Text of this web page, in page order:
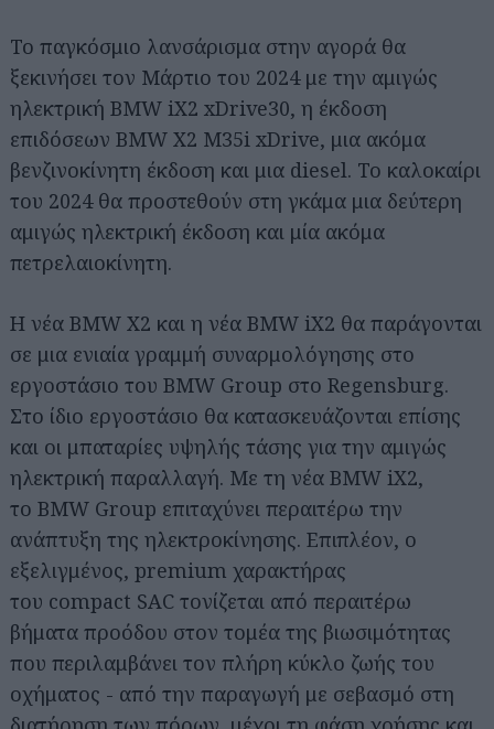
Το παγκόσμιο λανσάρισμα στην αγορά θα
ξεκινήσει τον Μάρτιο του 2024 με την αμιγώς
ηλεκτρική BMW iX2 xDrive30, η έκδοση
επιδόσεων BMW X2 M35i xDrive, μια ακόμα
βενζινοκίνητη έκδοση και μια diesel. Το καλοκαίρι
του 2024 θα προστεθούν στη γκάμα μια δεύτερη
αμιγώς ηλεκτρική έκδοση και μία ακόμα
πετρελαιοκίνητη.
Η νέα BMW X2 και η νέα BMW iX2 θα παράγονται
σε μια ενιαία γραμμή συναρμολόγησης στο
εργοστάσιο του BMW Group στο Regensburg.
Στο ίδιο εργοστάσιο θα κατασκευάζονται επίσης
και οι μπαταρίες υψηλής τάσης για την αμιγώς
ηλεκτρική παραλλαγή. Με τη νέα BMW iX2,
το BMW Group επιταχύνει περαιτέρω την
ανάπτυξη της ηλεκτροκίνησης. Επιπλέον, ο
εξελιγμένος, premium χαρακτήρας
του compact SAC τονίζεται από περαιτέρω
βήματα προόδου στον τομέα της βιωσιμότητας
που περιλαμβάνει τον πλήρη κύκλο ζωής του
οχήματος - από την παραγωγή με σεβασμό στη